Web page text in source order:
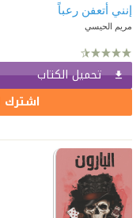
إنني أتعفن رعباً
مريم الحيسي
تحميل الكتاب
اشترك